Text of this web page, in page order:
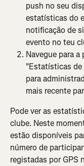
push no seu
estatísticas do
notificação de
evento no teu
Navegue para
"Estatísticas de
para
mais recente
Pode ver as
clube. Neste
estão disponíveis
número de
registadas por GPS